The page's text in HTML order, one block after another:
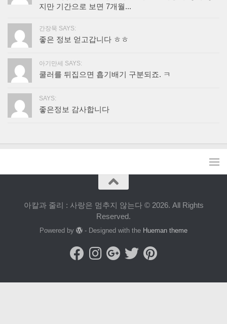
지만 기간으로 보면 7개월...
간장묵 SAYS:
좋은 정보 얻고갑니다 ㅎㅎ
아기만세 SAYS:
쿨러를 뒤집으면 흡기배기 구분되죠. ㅋ
SAYS:
좋은정보 감사합니다
아칼과 줄리 : 사랑은 멈추지 않는다 © 2026. All Rights
Reserved.
Powered by - Designed with the Hueman theme